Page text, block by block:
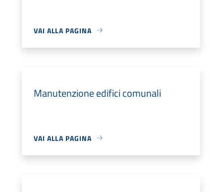
VAI ALLA PAGINA
Manutenzione edifici comunali
VAI ALLA PAGINA